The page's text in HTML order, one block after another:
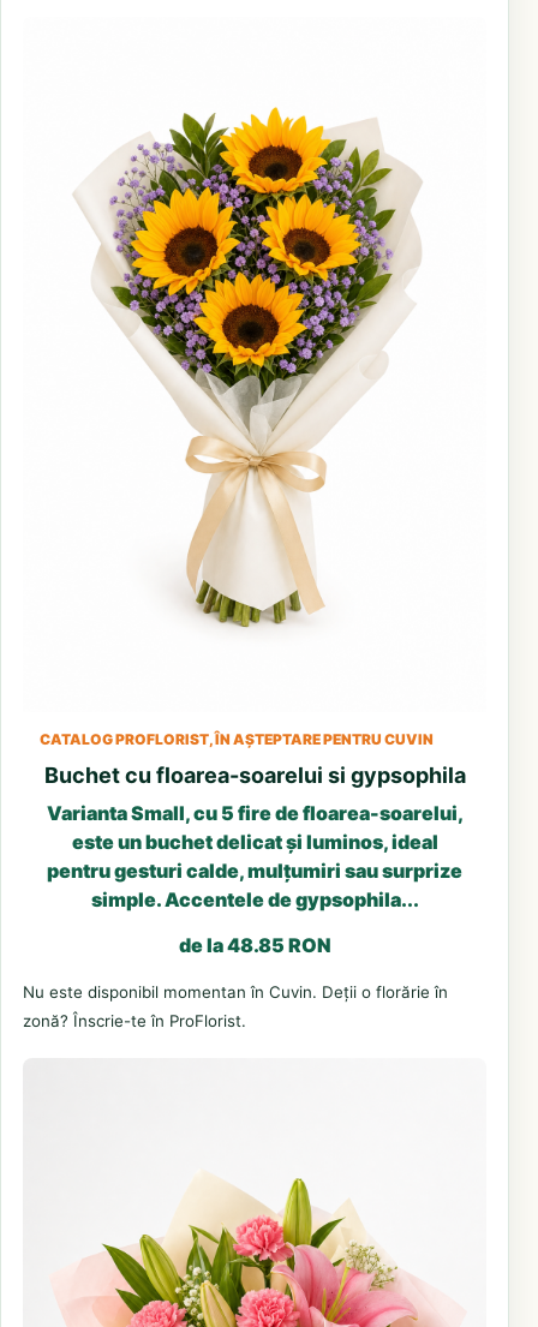
CATALOG PROFLORIST, ÎN AȘTEPTARE PENTRU CUVIN
Buchet cu floarea-soarelui si gypsophila
Varianta Small, cu 5 fire de floarea-soarelui,
este un buchet delicat și luminos, ideal
pentru gesturi calde, mulțumiri sau surprize
simple. Accentele de gypsophila...
de la 48.85 RON
Nu este disponibil momentan în Cuvin. Deții o florărie în
zonă? Înscrie-te în ProFlorist.